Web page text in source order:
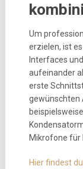
Um
erzielen, ist
Interfaces
aufeinander
erste
gewünschten
Mikrofone für
Hier findest